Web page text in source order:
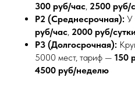
300 руб/час, 2500 руб/
P2 (Среднесрочная): У
руб/час, 2000 руб/сутки
P3 (Долгосрочная):
5000 мест, тариф — 150
4500 руб/неделю